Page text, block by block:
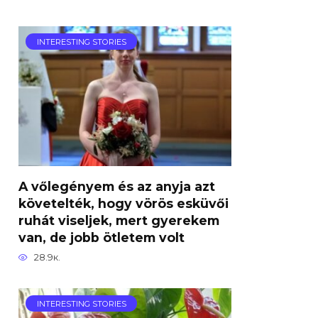
INTERESTING STORIES
A vőlegényem és az anyja azt
követelték, hogy vörös esküvői
ruhát viseljek, mert gyerekem
van, de jobb ötletem volt
28.9к.
INTERESTING STORIES